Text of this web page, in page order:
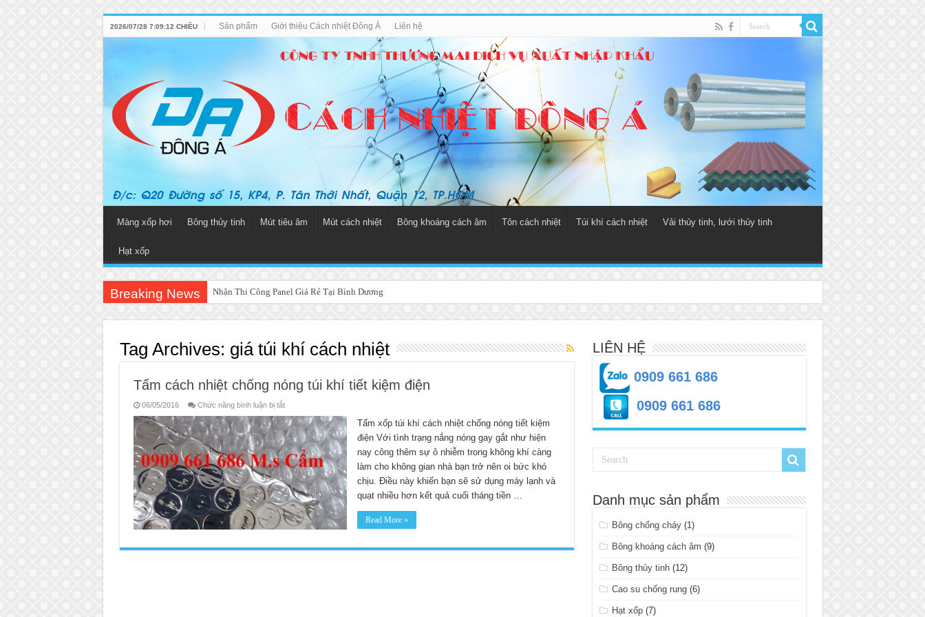
2026/07/28 7:09:12 CHIỀU Sản phẩm Giới thiệu Cách nhiệt Đông Á Liên hệ
Màng xốp hơi Bông thủy tinh Mút tiêu âm Mút cách nhiệt Bông khoáng cách âm Tôn cách nhiệt Túi khí cách nhiệt Vải thủy tinh, lưới thủy tinh
Hạt xốp
Breaking News Nhận Thi Công Panel Giá Rẻ Tại Bình Dương
Tag Archives: giá túi khí cách nhiệt
Tấm cách nhiệt chống nóng túi khí tiết kiệm điện
06/05/2016 Chức năng bình luận bị tắtở
cách
nhiệt
chống
nóng
túi
khí
tiết
kiệm
điện
Tấm xốp túi khí cách nhiệt chống nóng tiết kiệm
điện Với tình trạng nắng nóng gay gắt như hiện
nay công thêm sự ô nhiễm trong không khí càng
làm cho không gian nhà bạn trở nên oi bức khó
chịu. Điều này khiến bạn sẽ sử dụng máy lạnh và
quạt nhiều hơn kết quả cuối tháng tiền …
Read More »
LIÊN HỆ
0909 661 686
0909 661 686
Danh mục sản phẩm
Bông chống cháy (1)
Bông khoáng cách âm (9)
Bông thủy tinh (12)
Cao su chống rung (6)
Hạt xốp (7)